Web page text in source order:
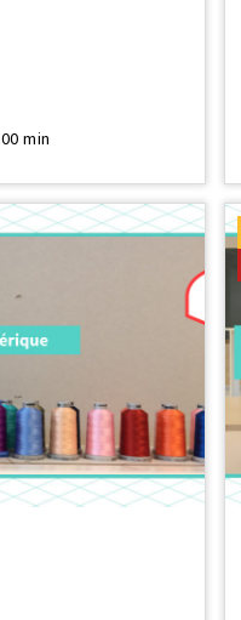
min